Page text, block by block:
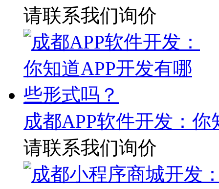
请联系我们询价
成都APP软件开发：
请联系我们询价